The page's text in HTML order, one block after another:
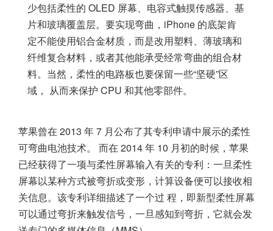
少包括柔性的 OLED 屏幕、电容式触摸传感器、基
片和玻璃覆盖层。要实现弯曲，iPhone 的底架肯
定不能使用铝合金材质，而是改用塑料、薄玻璃和
纤维复合材料，或者其他能承受经常弯曲的组合材
料。当然，柔性的电路板也要保留一些“坚硬”区
域， 从而来保护 CPU 和其他零部件。
苹果曾在 2013 年 7 月公布了其专利申请中展示的柔性
可弯曲电池技术。 而在 2014 年 10 月初的时候，苹果
已经获得了一项与柔性屏幕输入有关的专利：一旦柔性
屏幕以某种方式被弯折或变形，计算设备便可以接收相
关信息。该专利详细描述了一个过 程，即新型柔性屏幕
可以通过弯折来触发信号，一旦感知到弯折，它就会发